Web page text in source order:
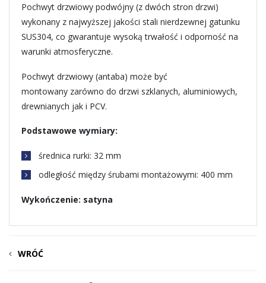
Pochwyt drzwiowy podwójny (z dwóch stron drzwi)
wykonany z najwyższej jakości stali nierdzewnej gatunku
SUS304, co gwarantuje wysoką trwałość i odporność na
warunki atmosferyczne.
Pochwyt drzwiowy (antaba) może być
montowany zarówno do drzwi szklanych, aluminiowych,
drewnianych jak i PCV.
Podstawowe wymiary:
średnica rurki: 32 mm
odległość między śrubami montażowymi: 400 mm
Wykończenie: satyna
WRÓĆ